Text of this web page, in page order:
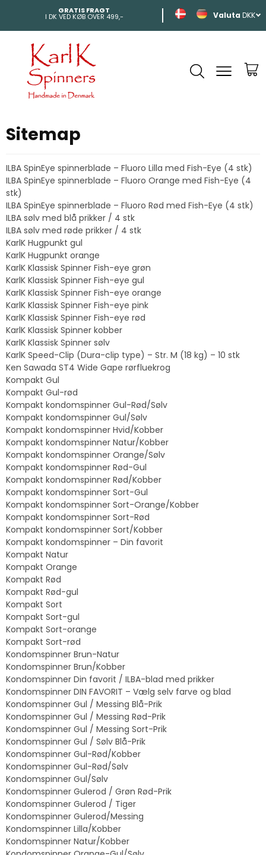
GRATIS FRAGT
I DK VED KØB OVER 499,- INDEN 2-4 DAGE
DKK
Sitemap
ILBA SpinEye spinnerblade – Fluoro Lilla med Fish-Eye (4 stk)
ILBA SpinEye spinnerblade – Fluoro Orange med Fish-Eye (4
stk)
ILBA SpinEye spinnerblade – Fluoro Rød med Fish-Eye (4 stk)
ILBA sølv med blå prikker / 4 stk
ILBA sølv med røde prikker / 4 stk
KarlK Hugpunkt gul
KarlK Hugpunkt orange
KarlK Klassisk Spinner Fish-eye grøn
KarlK Klassisk Spinner Fish-eye gul
KarlK Klassisk Spinner Fish-eye orange
KarlK Klassisk Spinner Fish-eye pink
KarlK Klassisk Spinner Fish-eye rød
KarlK Klassisk Spinner kobber
KarlK Klassisk Spinner sølv
KarlK Speed-Clip (Dura-clip type) – Str. M (18 kg) – 10 stk
Ken Sawada ST4 Wide Gape rørfluekrog
Kompakt Gul
Kompakt Gul-rød
Kompakt kondomspinner Gul-Rød/Sølv
Kompakt kondomspinner Gul/Sølv
Kompakt kondomspinner Hvid/Kobber
Kompakt kondomspinner Natur/Kobber
Kompakt kondomspinner Orange/Sølv
Kompakt kondomspinner Rød-Gul
Kompakt kondomspinner Rød/Kobber
Kompakt kondomspinner Sort-Gul
Kompakt kondomspinner Sort-Orange/Kobber
Kompakt kondomspinner Sort-Rød
Kompakt kondomspinner Sort/Kobber
Kompakt kondomspinner – Din favorit
Kompakt Natur
Kompakt Orange
Kompakt Rød
Kompakt Rød-gul
Kompakt Sort
Kompakt Sort-gul
Kompakt Sort-orange
Kompakt Sort-rød
Kondomspinner Brun-Natur
Kondomspinner Brun/Kobber
Kondomspinner Din favorit / ILBA-blad med prikker
Kondomspinner DIN FAVORIT – Vælg selv farve og blad
Kondomspinner Gul / Messing Blå-Prik
Kondomspinner Gul / Messing Rød-Prik
Kondomspinner Gul / Messing Sort-Prik
Kondomspinner Gul / Sølv Blå-Prik
Kondomspinner Gul-Rød/Kobber
Kondomspinner Gul-Rød/Sølv
Kondomspinner Gul/Sølv
Kondomspinner Gulerod / Grøn Rød-Prik
Kondomspinner Gulerod / Tiger
Kondomspinner Gulerod/Messing
Kondomspinner Lilla/Kobber
Kondomspinner Natur/Kobber